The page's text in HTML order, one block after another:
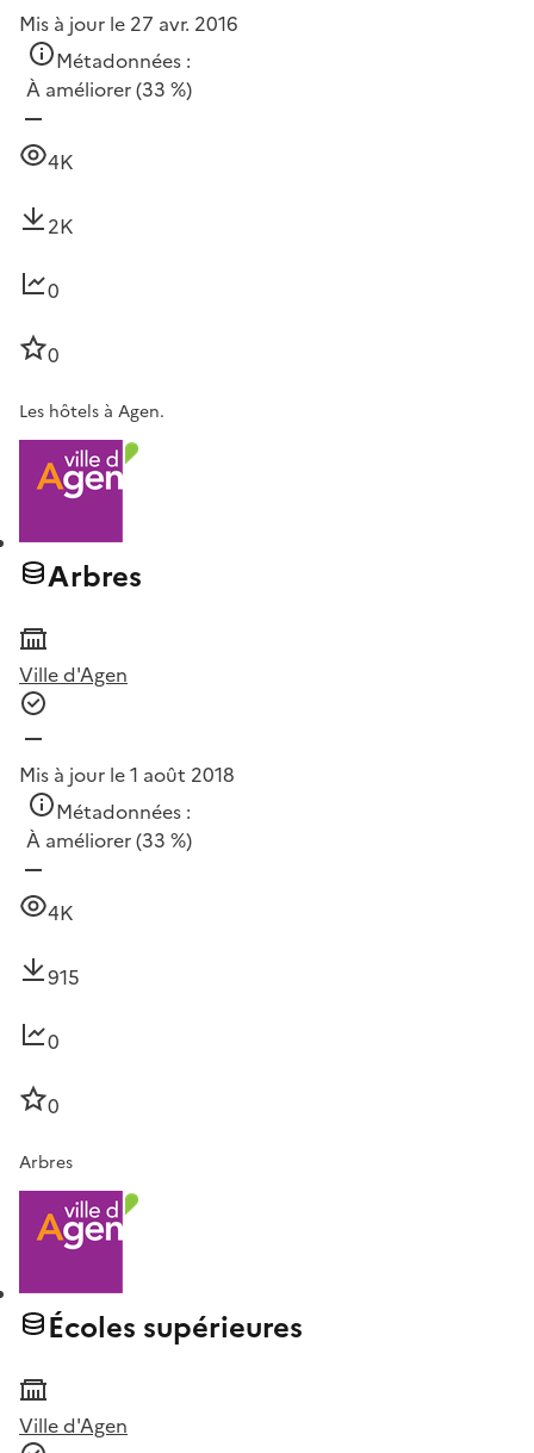
Mis à jour le 27 avr. 2016
Métadonnées :
À améliorer(33 %)
4K
2K
0
0
Les hôtels à Agen.
Arbres
Ville d'Agen
Mis à jour le 1 août 2018
Métadonnées :
À améliorer(33 %)
4K
915
0
0
Arbres
Écoles supérieures
Ville d'Agen